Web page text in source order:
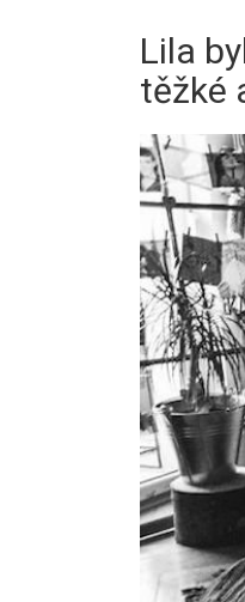
Lila
těžké